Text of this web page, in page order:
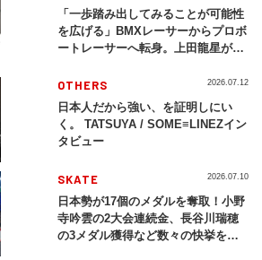
「一歩踏み出してみることが可能性
を広げる」BMXレーサーからプロボ
ートレーサーへ転身。上田龍星が体
OTHERS
日本人だから強い、を証明しにい
く。 TATSUYA / SOME≡LINEZイン
タビュー
2026.07.12
SKATE
日本勢が17個のメダルを奪取！小野
寺吟雲の2大会連続金、長谷川瑞穂
の3メダル獲得など数々の快挙をプ
2026.07.10